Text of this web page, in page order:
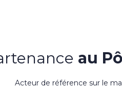
au
Acteur de référence sur le